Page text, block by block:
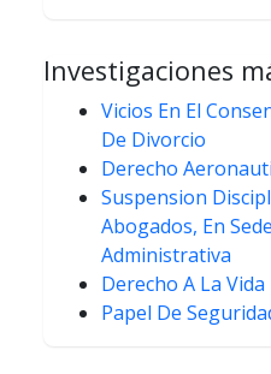
Investigaciones
Vicios En El
De Divorcio
Derecho
Suspension
Abogados, En
Administrativa
Derecho A La Vida
Papel De